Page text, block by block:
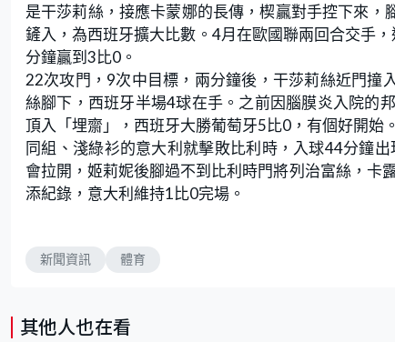
6
9
%
是干莎莉絲，接應卡蒙娜的長傳，楔贏對手控下來
鏟入，為西班牙擴大比數。4月在歐國聯兩回合交手
分鐘贏到3比0。
22次攻門，9次中目標，兩分鐘後，干莎莉絲近門撞
絲腳下，西班牙半場4球在手。之前因腦膜炎入院的
頂入「埋齋」，西班牙大勝葡萄牙5比0，有個好開始。
同組、淺綠衫的意大利就擊敗比利時，入球44分鐘
會拉開，姬莉妮後腳過不到比利時門將列治富絲，卡
添紀錄，意大利維持1比0完場。
新聞資訊 體育
其他人也在看